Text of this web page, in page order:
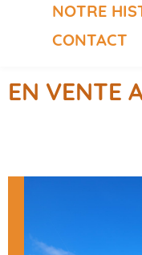
NOTRE
CONTACT
EN VENTE